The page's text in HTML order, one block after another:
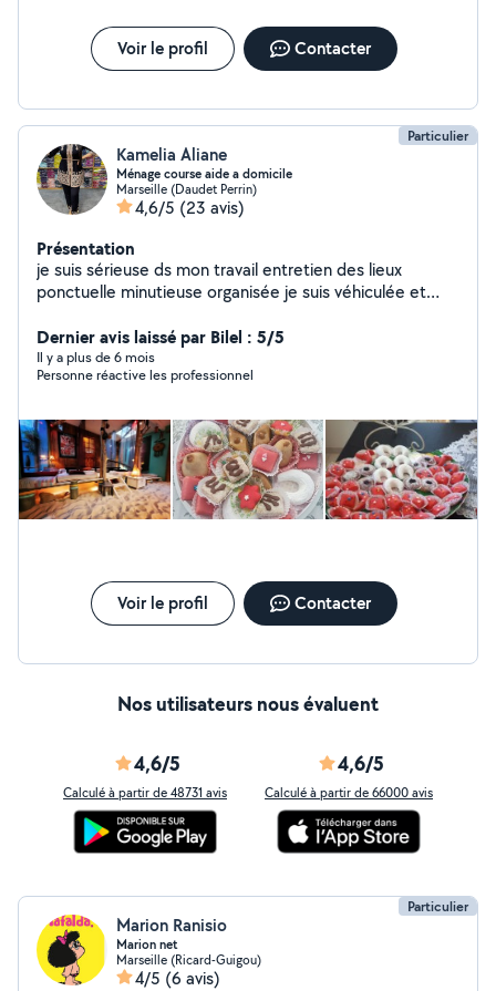
Voir le profil Contacter
Particulier
Kamelia Aliane
Ménage course aide a domicile
Marseille (Daudet Perrin)
4,6/5 (23 avis)
Présentation
je suis sérieuse ds mon travail entretien des lieux
ponctuelle minutieuse organisée je suis véhiculée et
des enfants les weekends En fin d' après midi Garde
malade de nuit
Dernier avis laissé par Bilel : 5/5
Il y a plus de 6 mois
Personne réactive les professionnel
Voir le profil Contacter
Nos utilisateurs nous évaluent
4,6/5
Calculé à partir de 48731 avis
4,6/5
Calculé à partir de 66000 avis
Particulier
Marion Ranisio
Marion net
Marseille (Ricard-Guigou)
4/5 (6 avis)